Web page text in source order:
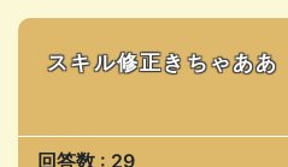
スキル修正きちゃああ
回答数 : 29